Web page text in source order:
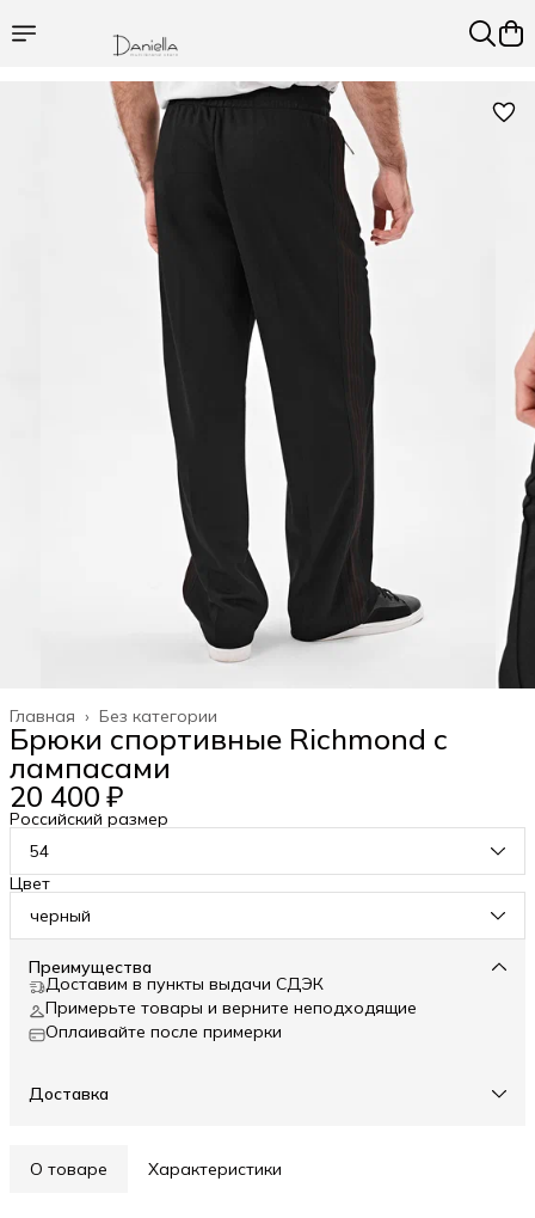
Без категории
Главная ›
Брюки спортивные Richmond с
лампасами
20 400 ₽
Российский размер
54
Цвет
черный
Преимущества
Доставим в пункты выдачи СДЭК
Примерьте товары и верните неподходящие
Оплаивайте после примерки
Доставка
О товаре Характеристики